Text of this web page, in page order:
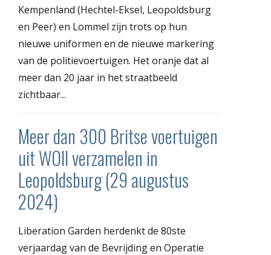
Kempenland (Hechtel-Eksel, Leopoldsburg
en Peer) en Lommel zijn trots op hun
nieuwe uniformen en de nieuwe markering
van de politievoertuigen. Het oranje dat al
meer dan 20 jaar in het straatbeeld
zichtbaar...
Meer dan 300 Britse voertuigen
uit WOII verzamelen in
Leopoldsburg (29 augustus
2024)
Liberation Garden herdenkt de 80ste
verjaardag van de Bevrijding en Operatie